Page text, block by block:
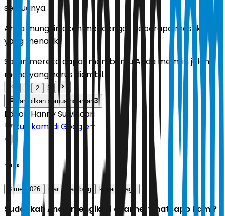
semuanya.
Anda mungkin akan mendengar beberapa masukan
yang menarik.
Saran mereka dapat membantu Anda memilih jalan
mana yang harus diambil.
1 2
3
Tampilkan semua halaman 3
Editor: Hanny Suwindari
Ikuti kami di Google
Tags
8 mei 2026 ular kambing kuda naga
Sudahkah Anda mengikuti channel whatsapp kami?